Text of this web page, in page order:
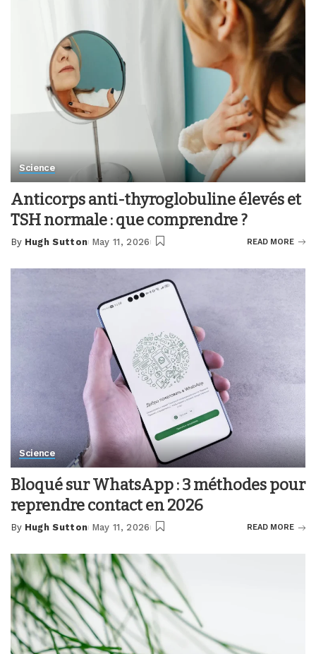
Science
Anticorps anti-thyroglobuline élevés et
TSH normale : que comprendre ?
Posted
By Hugh Sutton May 11, 2026 READ MORE
Science
Bloqué sur WhatsApp : 3 méthodes pour
reprendre contact en 2026
Posted
By Hugh Sutton May 11, 2026 READ MORE